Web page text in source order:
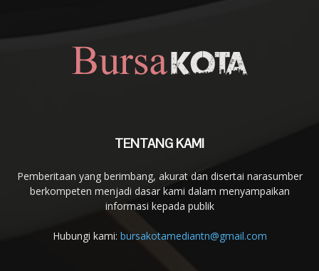
TENTANG KAMI
Pemberitaan yang berimbang, akurat dan disertai narasumber
berkompeten menjadi dasar kami dalam menyampaikan
informasi kepada publik
Hubungi kami: bursakotamediantn@gmail.com